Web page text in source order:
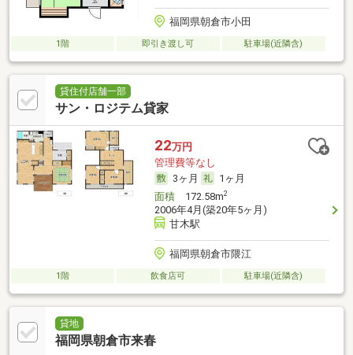
福岡県朝倉市小田
1階 即引き渡し可 駐車場(近隣含)
貸住付店舗一部
サン・ロジテム貸家
22万円
管理費等なし
3ヶ月
1ヶ月
面積172.58m2
2006年4月(築20年5ヶ月)
甘木駅
福岡県朝倉市隈江
1階 飲食店可 駐車場(近隣含)
貸地
福岡県朝倉市来春